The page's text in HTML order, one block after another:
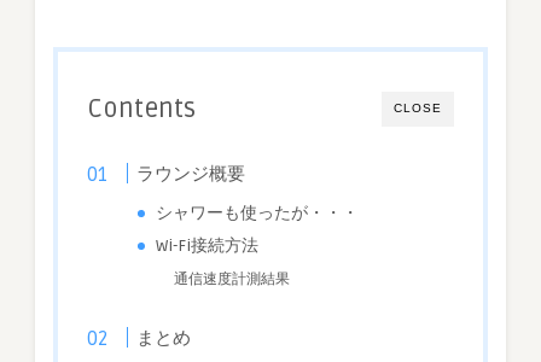
CLOSE
Contents
ラウンジ概要
シャワーも使ったが・・・
Wi-Fi接続方法
通信速度計測結果
まとめ